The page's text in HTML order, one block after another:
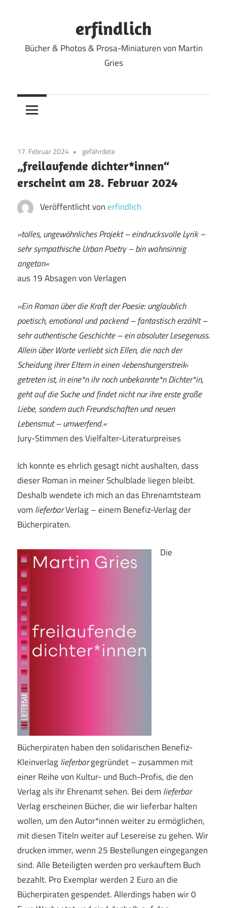
erfindlich
Bücher & Photos & Prosa-Miniaturen von Martin
Gries
17. Februar 2024 gefährdete
„freilaufende dichter*innen“
erscheint am 28. Februar 2024
Veröffentlicht vonerfindlich
»tolles, ungewöhnliches Projekt – eindrucksvolle Lyrik –
sehr sympathische Urban Poetry – bin wahnsinnig
angetan«
aus 19 Absagen von Verlagen
»Ein Roman über die Kraft der Poesie: unglaublich
poetisch, emotional und packend – fantastisch erzählt –
sehr authentische Geschichte – ein absoluter Lesegenuss.
Allein über Worte verliebt sich Ellen, die nach der
Scheidung ihrer Eltern in einen ›lebenshungerstreik‹
getreten ist, in eine*n ihr noch unbekannte*n Dichter*in,
geht auf die Suche und findet nicht nur ihre erste große
Liebe, sondern auch Freundschaften und neuen
Lebensmut – umwerfend.«
Jury-Stimmen des Vielfalter-Literaturpreises
Ich konnte es ehrlich gesagt nicht aushalten, dass
dieser Roman in meiner Schulblade liegen bleibt.
Deshalb wendete ich mich an das Ehrenamtsteam
vom lieferbarVerlag – einem Benefiz-Verlag der
Bücherpiraten.
Die
Bücherpiraten haben den solidarischen Benefiz-
Kleinverlaglieferbargegründet – zusammen mit
einer Reihe von Kultur- und Buch-Profis, die den
Verlag als ihr Ehrenamt sehen. Bei dem lieferbar
Verlag erscheinen Bücher, die wir lieferbar halten
wollen, um den Autor*innen weiter zu ermöglichen,
mit diesen Titeln weiter auf Lesereise zu gehen. Wir
drucken immer, wenn 25 Bestellungen eingegangen
sind. Alle Beteiligten werden pro verkauftem Buch
bezahlt. Pro Exemplar werden 2 Euro an die
Bücherpiraten gespendet. Allerdings haben wir 0